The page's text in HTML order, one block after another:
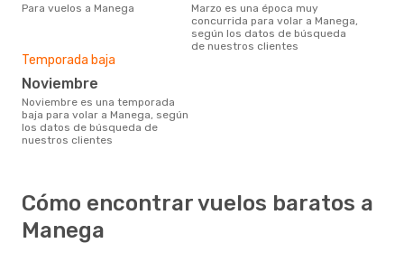
Para vuelos a Manega
marzo es una época muy
concurrida para volar a Manega,
según los datos de búsqueda
de nuestros clientes
Temporada baja
noviembre
noviembre es una temporada
baja para volar a Manega, según
los datos de búsqueda de
nuestros clientes
Cómo encontrar vuelos baratos a
Manega